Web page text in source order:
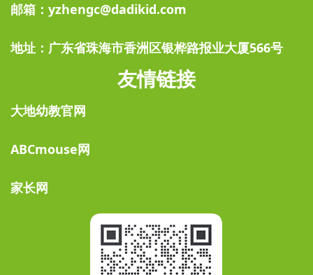
邮箱：yzhengc@dadikid.com
地址：广东省珠海市香洲区银桦路报业大厦566号
友情链接
大地幼教官网
ABCmouse网
家长网